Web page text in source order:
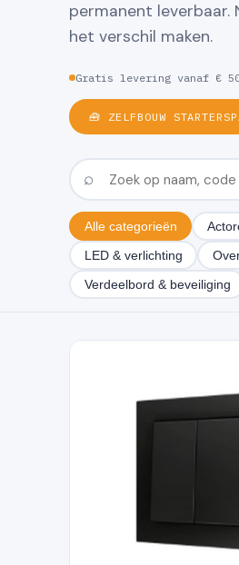
permanent leverbaar.
het verschil maken.
Gratis levering vanaf €
🧰 ZELFBOUW
Alle categorieën
LED & verlichting
Verdeelbord & beveiliging